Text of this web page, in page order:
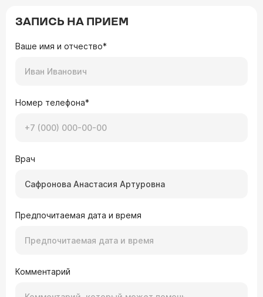
ЗАПИСЬ НА ПРИЕМ
Ваше имя и отчество*
Номер телефона*
Врач
Предпочитаемая дата и время
Комментарий